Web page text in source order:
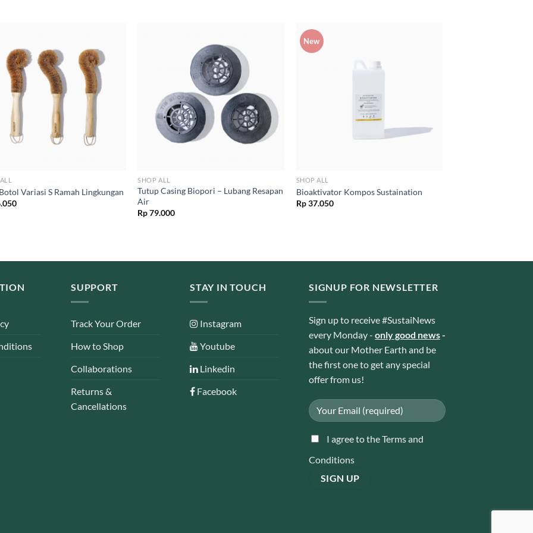
Variasi S Ramah Lingkungan
SHOP ALL
Tutup Casing Biopori – Lubang Resapan
Air
Rp79.000
New
SHOP ALL
Bioaktivator Kompos Sustaination
Rp37.050
SUPPORT
Track Your Order
How to Shop
Collaborations
Returns &
Cancellations
STAY IN TOUCH
Instagram
Youtube
Linkedin
Facebook
SIGNUP FOR NEWSLETTER
Sign up to receive #SustaiNews
every Monday - only good news-
about our Mother Earth and be
the first one to get any special
offer from us!
I agree to the Terms and
Conditions